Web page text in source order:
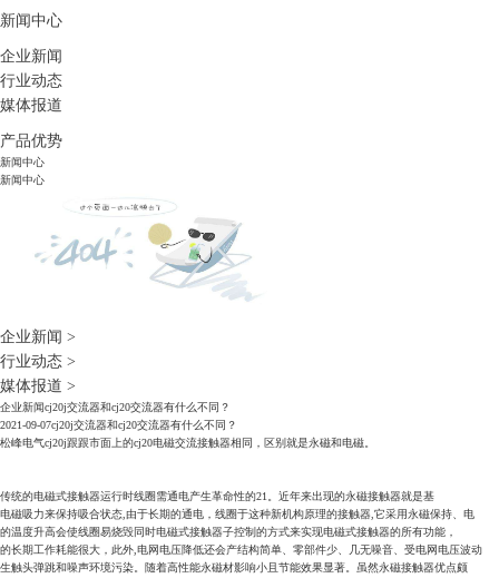
新闻中心
企业新闻
行业动态
媒体报道
产品优势
新闻中心
新闻中心
企业新闻 >
行业动态 >
媒体报道 >
企业新闻cj20j交流器和cj20交流器有什么不同？
2021-09-07cj20j交流器和cj20交流器有什么不同？
松峰电气cj20j跟跟市面上的cj20电磁交流接触器相同，区别就是永磁和电磁。
传统的电磁式接触器运行时线圈需通电产生革命性的21。近年来出现的永磁接触器就是基
电磁吸力来保持吸合状态,由于长期的通电，线圈于这种新机构原理的接触器,它采用永磁保持、电
的温度升高会使线圈易烧毁同时电磁式接触器子控制的方式来实现电磁式接触器的所有功能，
的长期工作耗能很大，此外,电网电压降低还会产结构简单、零部件少、几无噪音、受电网电压波动
生触头弹跳和噪声环境污染。随着高性能永磁材影响小且节能效果显著。虽然永磁接触器优点颇